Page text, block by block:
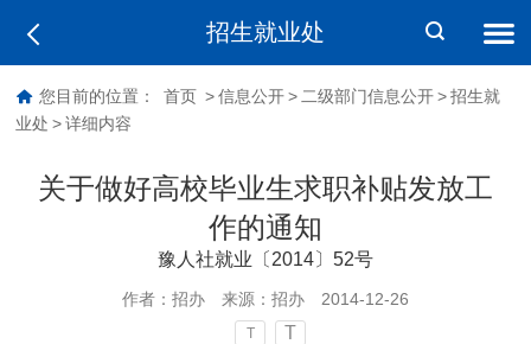
招生就业处
您目前的位置： 首页 > 信息公开 > 二级部门信息公开 > 招生就
业处 > 详细内容
关于做好高校毕业生求职补贴发放工
作的通知
豫人社就业〔2014〕52号
作者： 招办 来源： 招办 2014-12-26
T T